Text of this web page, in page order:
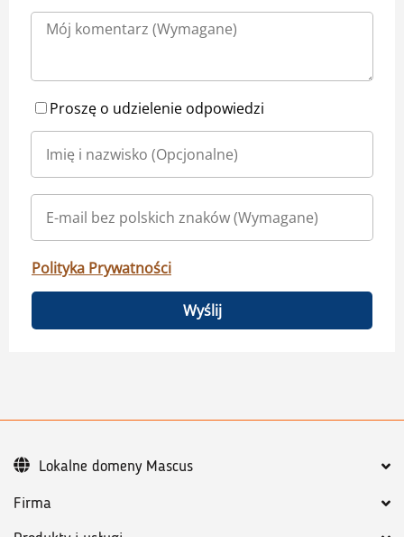
Proszę o udzielenie odpowiedzi
Polityka Prywatności
Wyślij
Firma
Lokalne domeny Mascus